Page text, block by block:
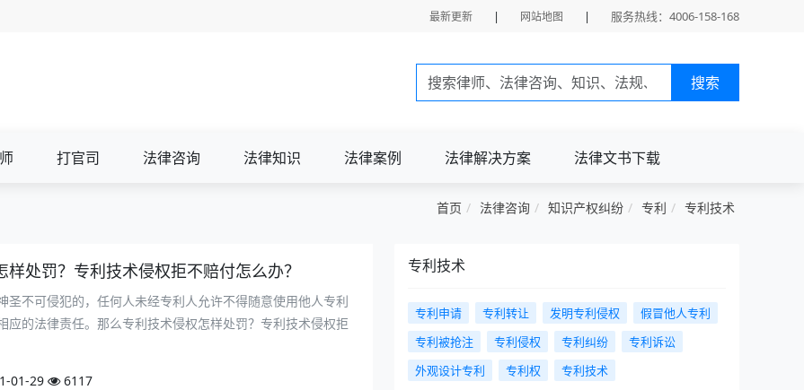
最新更新 | 网站地图 | 服务热线：4006-158-168
搜索
打官司 法律咨询 法律知识 法律案例 法律解决方案 法律文书下载
首页 法律咨询 知识产权纠纷 专利 专利技术
样处罚？专利技术侵权拒不赔付怎么办？
圣不可侵犯的，任何人未经专利人允许不得随意使用他人专利
应的法律责任。那么专利技术侵权怎样处罚？专利技术侵权拒
01-29 6117
专利技术
专利申请 专利转让 发明专利侵权
假冒他人专利
专利被抢注
专利侵权 专利纠纷
专利诉讼
外观设计专利
专利权 专利技术